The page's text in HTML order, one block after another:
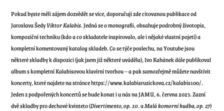
Pokud byste měli zájem dozvědět se více, doporučuji zde citovanou publikace od
Jaroslava ŠedyViktor Kalabis. Jedná se o monografii, obsahuje podrobný životopis,
kompoziční techniku (kdo a co skladatele inspirovalo, ale i nějaké vlastní pojetí) a
kompletní komentovaný katalog skladeb. Co se týče poslechu, na Youtube jsou
některé skladby k dispozici (jak jsem již některé uváděla), Ivo Kahánek dále publikoval
album s kompletní Kalabisovou klavírní tvorbou – a pak samozřejmě můžete navštívit
koncerty, které najdete na stráncehttps://www.kalabisruzickova.cz/kalabis100/.
Jeden z podpořených koncertů se bude konat i u nás na JAMU, 6. června 2023. Zazní
dvě skladby pro dechové kvinteto (Divertimento, op. 10.aMalá komorní hudba, op. 27)